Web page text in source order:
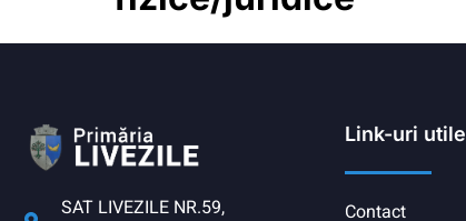
SAT LIVEZILE NR.59,
Link-uri utile
Contact